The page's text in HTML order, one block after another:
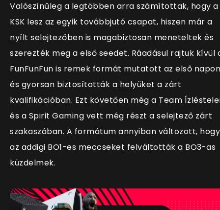
Valószínűleg a legtöbben arra számítottak, hogy a
KSK lesz az egyik továbbjutó csapat, hiszen már a
nyílt selejtezőben is magabiztosan meneteltek és
szerezték meg a első seedet. Ráadásul rajtuk kívül
FunFunFun is remek formát mutatott az első napon
és gyorsan biztosították a helyüket a zárt
kvalifikációban. Ezt követően még a Team
és a Spirit Gaming vett még részt a selejtező zárt
szakaszában. A formátum annyiban változott, hogy
az addigi BO1-es meccseket felváltották a BO3-as
küzdelmek.